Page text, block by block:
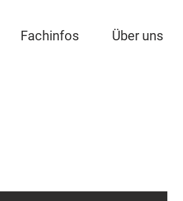
Fachinfos Über uns